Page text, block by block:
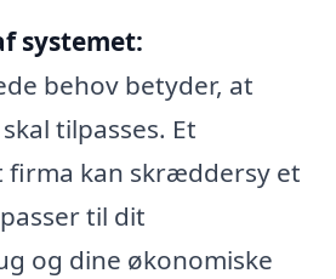
systemet:
behov betyder, at
tilpasses. Et
firma kan skræddersy et
til dit
og dine økonomiske